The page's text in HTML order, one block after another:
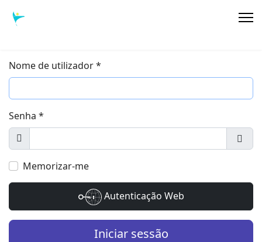
Nome de utilizador*
Senha *
Exibir
Memorizar-me
Autenticação Web
Iniciar sessão